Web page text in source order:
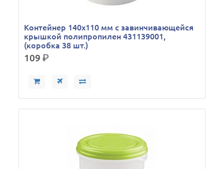
Контейнер 140х110 мм с завинчивающейся
крышкой полипропилен 431139001,
(коробка 38 шт.)
109р.